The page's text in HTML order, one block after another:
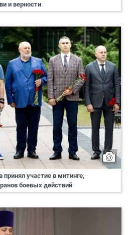
и верности
участие в митинге,
боевых действий